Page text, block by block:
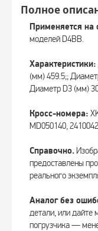
Полное
Применяется на
моделей D4BB.
Характеристики:
(мм) 459.5;;
Диаметр D3 (мм)
Кросс-номера:
MD050140,
Справочно.
предоставлены
реального
Аналог без
детали, или дайте
погрузчика —